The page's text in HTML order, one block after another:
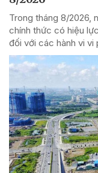
Trong tháng 8/2026,
chính thức có hiệu
đối với các hành vi